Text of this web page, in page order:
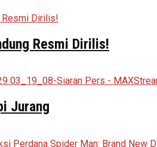
Resmi Dirilis!
Jurang